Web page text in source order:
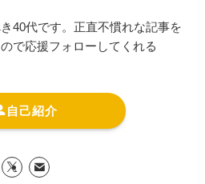
40代です。正直不慣れな記事を
で応援フォローしてくれる
自己紹介